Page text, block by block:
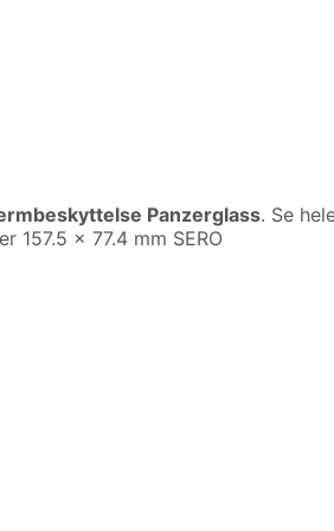
Panzerglass. Se
x 77.4 mm SERO